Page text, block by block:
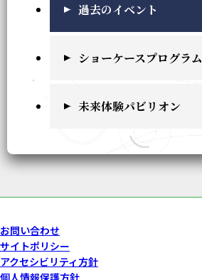
過去のイベント
ショーケースプログラム
未来体験パビリオン
お問い合わせ
サイトポリシー
アクセシビリティ方針